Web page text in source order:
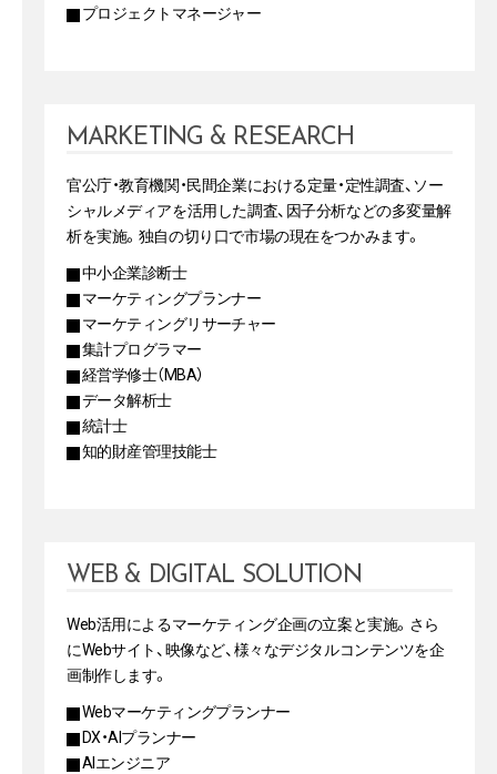
プロジェクトマネージャー
MARKETING & RESEARCH
官公庁・教育機関・民間企業における定量・定性調査、ソー
シャルメディアを活用した調査、因子分析などの多変量解
析を実施。独自の切り口で市場の現在をつかみます。
中小企業診断士
マーケティングプランナー
マーケティングリサーチャー
集計プログラマー
経営学修士（MBA）
データ解析士
統計士
知的財産管理技能士
WEB & DIGITAL SOLUTION
Web活用によるマーケティング企画の立案と実施。さら
にWebサイト、映像など、様々なデジタルコンテンツを企
画制作します。
Webマーケティングプランナー
DX・AIプランナー
AIエンジニア